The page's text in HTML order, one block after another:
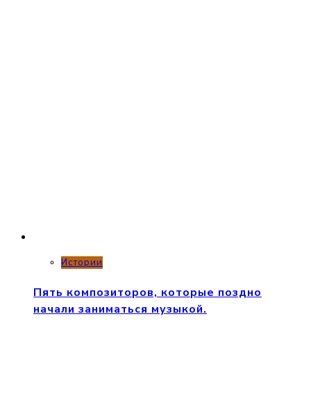
Истории
Пять композиторов, которые поздно
начали заниматься музыкой.